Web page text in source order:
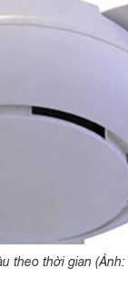
theo thời gian